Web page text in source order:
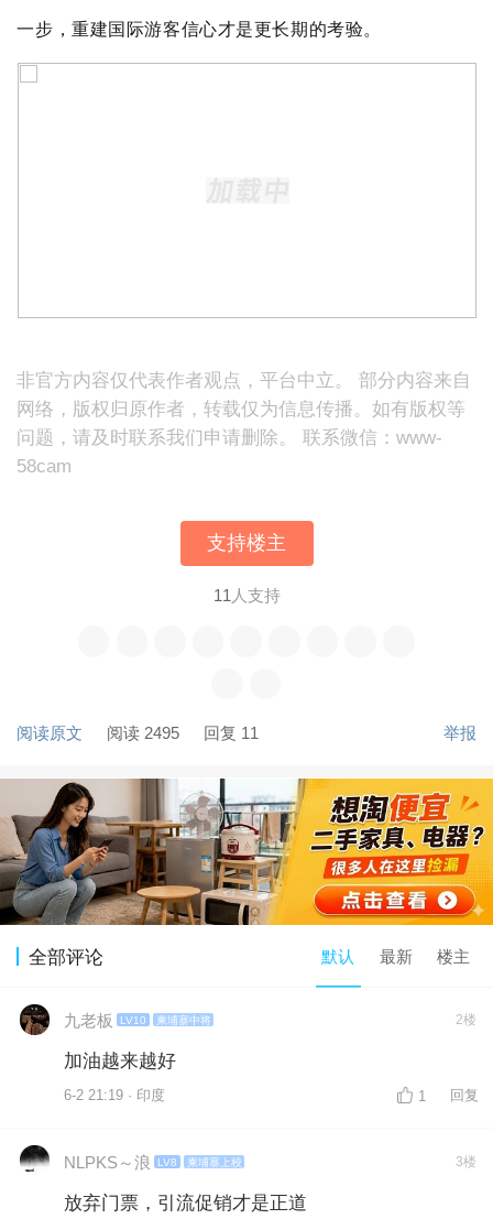
一步，重建国际游客信心才是更长期的考验。
非官方内容仅代表作者观点，平台中立。 部分内容来自
网络，版权归原作者，转载仅为信息传播。如有版权等
问题，请及时联系我们申请删除。 联系微信：www-
58cam
支持楼主
11 人支持
阅读原文 阅读 2495 回复 11 举报
全部评论 默认 最新 楼主
九老板 LV10 柬埔寨中将 2楼
加油越来越好
6-2 21:19 · 印度 1 回复
NLPKS～浪 LV8 柬埔寨上校 3楼
放弃门票，引流促销才是正道